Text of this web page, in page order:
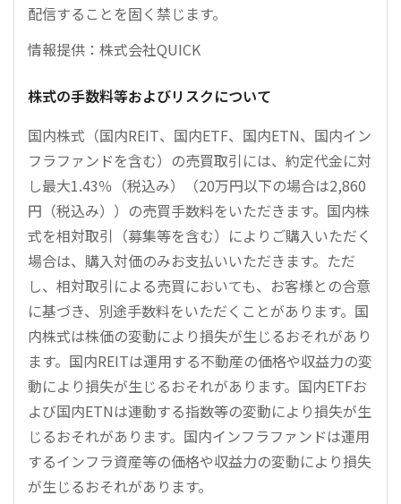
配信することを固く禁じます。
情報提供：株式会社QUICK
株式の手数料等およびリスクについて
国内株式（国内REIT、国内ETF、国内ETN、国内イン
フラファンドを含む）の売買取引には、約定代金に対
し最大1.43％（税込み）（20万円以下の場合は2,860
円（税込み））の売買手数料をいただきます。国内株
式を相対取引（募集等を含む）によりご購入いただく
場合は、購入対価のみお支払いいただきます。ただ
し、相対取引による売買においても、お客様との合意
に基づき、別途手数料をいただくことがあります。国
内株式は株価の変動により損失が生じるおそれがあり
ます。国内REITは運用する不動産の価格や収益力の変
動により損失が生じるおそれがあります。国内ETFお
よび国内ETNは連動する指数等の変動により損失が生
じるおそれがあります。国内インフラファンドは運用
するインフラ資産等の価格や収益力の変動により損失
が生じるおそれがあります。